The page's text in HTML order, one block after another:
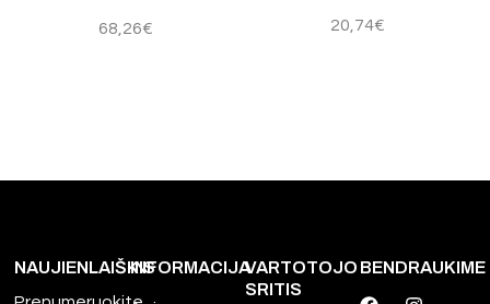
68,26€ 20,74€
NAUJIENLAIŠKISINFORMACIJAVARTOTOJO
SRITIS
BENDRAUKIME